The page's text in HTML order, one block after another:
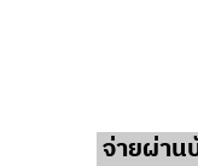
จ่ายผ่าน